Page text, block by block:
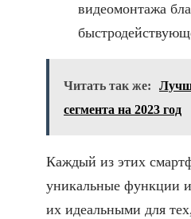
видеомонтажа
Читать так же:
сегмента на 2023 год
Каждый из этих
уникальные функции
их идеальными для